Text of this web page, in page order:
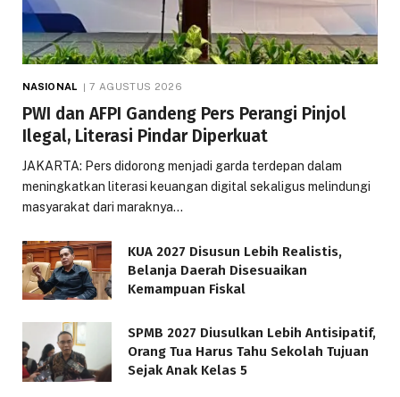
NASIONAL 7 AGUSTUS 2026
PWI dan AFPI Gandeng Pers Perangi Pinjol
Ilegal, Literasi Pindar Diperkuat
JAKARTA: Pers didorong menjadi garda terdepan dalam
meningkatkan literasi keuangan digital sekaligus melindungi
masyarakat dari maraknya…
KUA 2027 Disusun Lebih Realistis,
Belanja Daerah Disesuaikan
Kemampuan Fiskal
SPMB 2027 Diusulkan Lebih Antisipatif,
Orang Tua Harus Tahu Sekolah Tujuan
Sejak Anak Kelas 5